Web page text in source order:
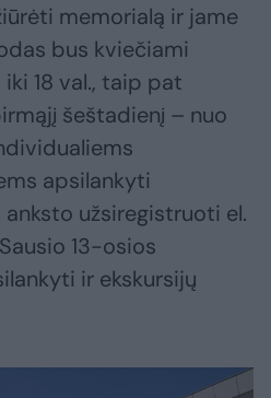
memorialą ir jame
bus kviečiami
18 val., taip pat
šeštadienį – nuo
apsilankyti
užsiregistruoti el.
13-osios
ir ekskursijų